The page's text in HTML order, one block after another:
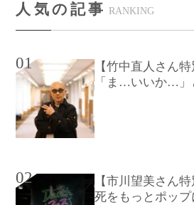
人気の記事 RANKING
01
【竹中直人さん
「ま…いいか…」
02
【市川望美さん
死をもっとポッ